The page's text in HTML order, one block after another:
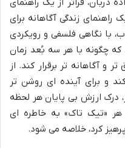
راهنمای زندگی آگاهانه برای
با نگاهی فلسفی و رویکردی
که چگونه با هر سه بُعد زمان
و آگاهانه تر برقرار کند. از
و برای آینده ای روشن تر
درک ارزش بی پایان هر لحظه
«تیک تاک» به خاطره ای
کرد، خلاصه می شود.